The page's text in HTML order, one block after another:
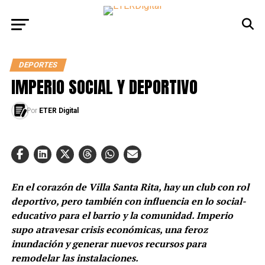
DEPORTES
IMPERIO SOCIAL Y DEPORTIVO
Por ETER Digital
En el corazón de Villa Santa Rita, hay un club con rol
deportivo, pero también con influencia en lo social-
educativo para el barrio y la comunidad. Imperio
supo atravesar crisis económicas, una feroz
inundación y generar nuevos recursos para
remodelar las instalaciones.